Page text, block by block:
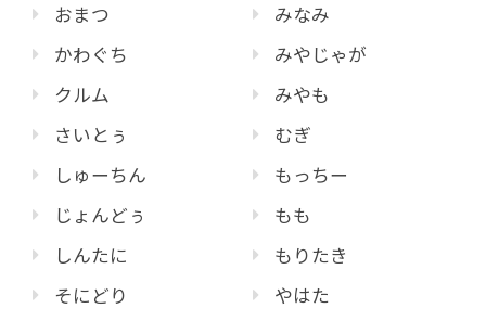
おまつ
かわぐち
クルム
さいとぅ
しゅーちん
じょんどぅ
しんたに
そにどり
みなみ
みやじゃが
みやも
むぎ
もっちー
もも
もりたき
やはた